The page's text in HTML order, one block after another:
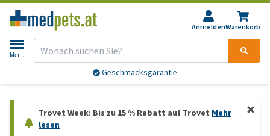
AnmeldenWarenkorb
Menu
Geschmacksgarantie
Trovet Week: Bis zu 15 % Rabatt auf Trovet Mehr
lesen